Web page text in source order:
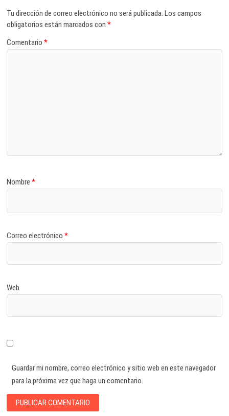
Tu dirección de correo electrónico no será publicada. Los campos
obligatorios están marcados con*
Comentario*
Nombre*
Correo electrónico*
Web
Guardar mi nombre, correo electrónico y sitio web en este navegador
para la próxima vez que haga un comentario.